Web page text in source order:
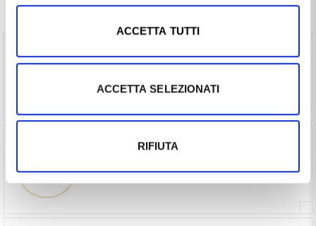
ACCETTA TUTTI
ACCETTA SELEZIONATI
RIFIUTA
bianco 45 cm media (€ 402,30 ) -Vedi prodotto
Girocollo da Donna catena Veneziana in oro giallo